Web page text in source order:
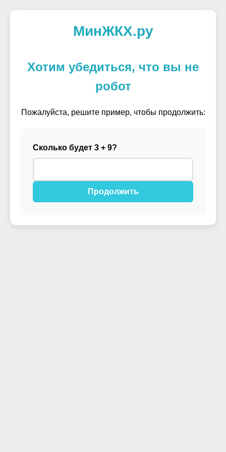
МинЖКХ.ру
Хотим убедиться, что вы не
робот
Пожалуйста, решите пример, чтобы продолжить:
Сколько будет 3 + 9?
Продолжить